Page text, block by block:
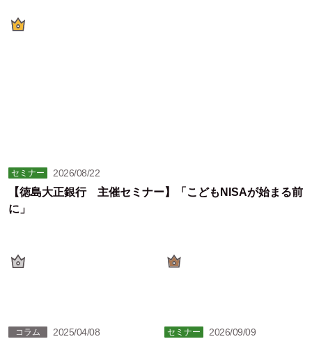
セミナー 2026/08/22
【徳島大正銀行 主催セミナー】「こどもNISAが始まる前
に」
コラム 2025/04/08 セミナー 2026/09/09